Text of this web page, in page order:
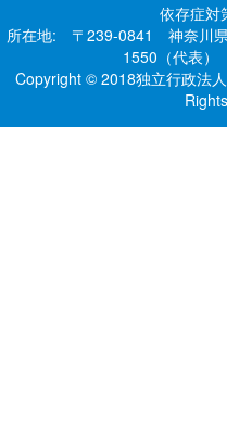
依存症対
所在地: 〒239-0841 神奈川
1550（代表）
Copyright © 2018独立行政法